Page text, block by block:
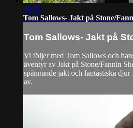
16:38
Tom Sallows- Jakt på Stone/
Tom Sallows- Jakt på
Vi följer med Tom Sallows och
äventyr av Jakt på Stone/Fannin
spännande jakt och fantastiska
av.